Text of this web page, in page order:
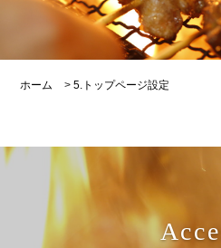
ホーム >5.トップページ設定